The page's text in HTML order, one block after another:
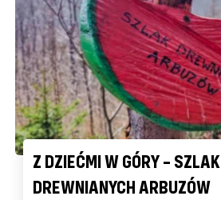
Z DZIEĆMI W GÓRY – SZLAK
DREWNIANYCH ARBUZÓW